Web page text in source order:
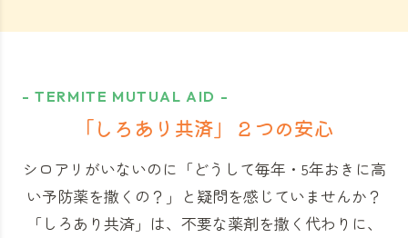
- TERMITE MUTUAL AID -
「しろあり共済」 ２つの安心
シロアリがいないのに「どうして毎年・5年おきに高
い予防薬を撒くの？」と 疑問を感じていませんか？
「しろあり共済」 は、不要な薬剤を撒く代わりに、